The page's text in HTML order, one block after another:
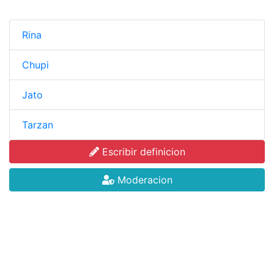
Rina
Chupi
Jato
Tarzan
Escribir definicion
Moderacion